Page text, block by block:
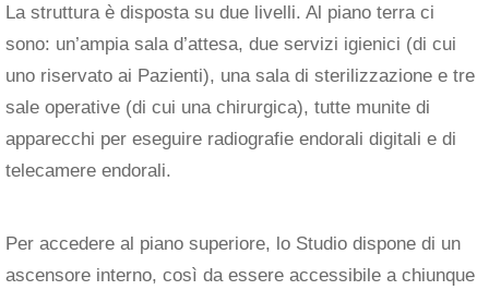
La struttura è disposta su due livelli. Al piano terra ci
sono: un’ampia sala d’attesa, due servizi igienici (di cui
uno riservato ai Pazienti), una sala di sterilizzazione e tre
sale operative (di cui una chirurgica), tutte munite di
apparecchi per eseguire radiografie endorali digitali e di
telecamere endorali.
Per accedere al piano superiore, lo Studio dispone di un
ascensore interno, così da essere accessibile a chiunque